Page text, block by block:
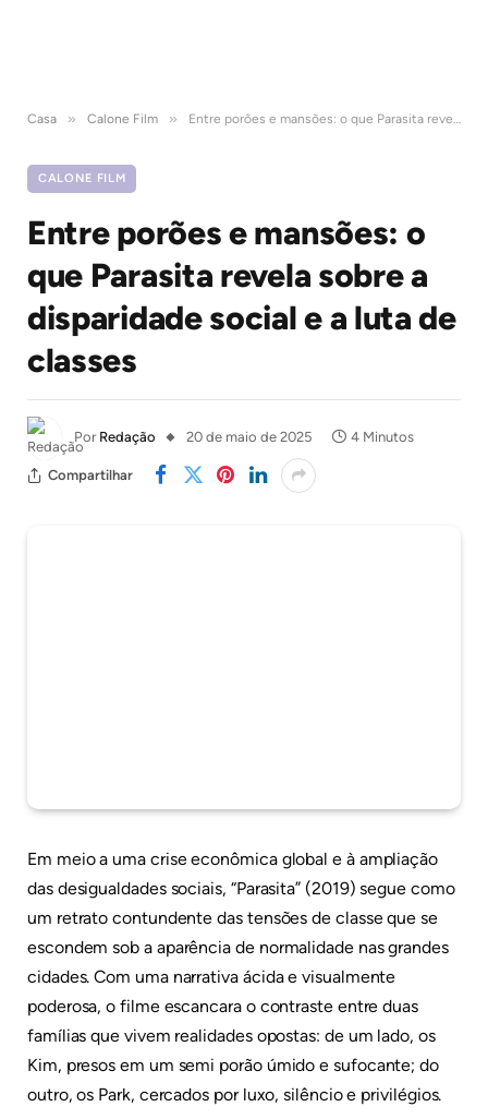
Casa » Calone Film » Entre porões e mansões: o que Parasita revela sobre a disparidade social e a luta de classes
CALONE FILM
Entre porões e mansões: o
que Parasita revela sobre a
disparidade social e a luta de
classes
Por Redação 20 de maio de 2025 4 Minutos
Compartilhar
Em meio a uma crise econômica global e à ampliação
das desigualdades sociais, “Parasita” (2019) segue como
um retrato contundente das tensões de classe que se
escondem sob a aparência de normalidade nas grandes
cidades. Com uma narrativa ácida e visualmente
poderosa, o filme escancara o contraste entre duas
famílias que vivem realidades opostas: de um lado, os
Kim, presos em um semi porão úmido e sufocante; do
outro, os Park, cercados por luxo, silêncio e privilégios.